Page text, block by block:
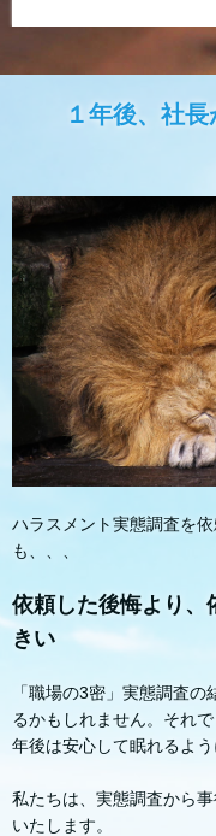
１年後、社
ハラスメント実態調査を
も、、、
依頼した後悔より、
きい
「職場の3密」実態調査
るかもしれません。それ
年後は安心して眠れるよう
私たちは、実態調査から
いたします。